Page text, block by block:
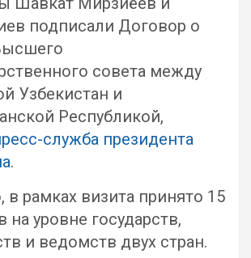
подписали Договор о
совета между
Узбекистан и
Республикой,
служба президента
.
в рамках визита принято 15
на уровне государств,
и ведомств двух стран.